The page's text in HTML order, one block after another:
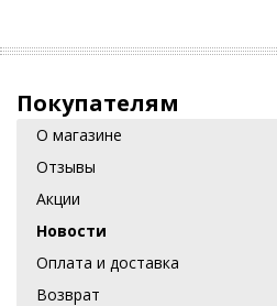
Покупателям
О магазине
Отзывы
Акции
Новости
Оплата и доставка
Возврат